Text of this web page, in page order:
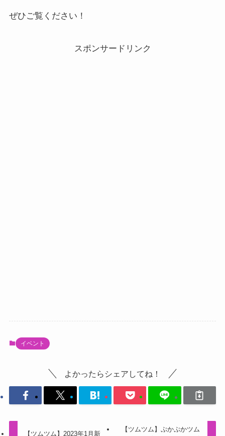
ぜひご覧ください！
スポンサードリンク
イベント
よかったらシェアしてね！
【ツムツム】2023年1月新
【ツムツム】ぷかぷかツム